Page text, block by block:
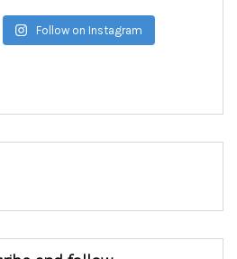
Follow on Instagram